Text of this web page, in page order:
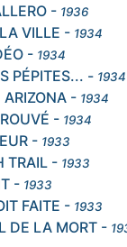
- 1936
VILLE - 1934
- 1934
PÉPITES... - 1934
- 1934
- 1934
- 1933
TRAIL - 1933
- 1933
FAITE - 1933
DE LA MORT -